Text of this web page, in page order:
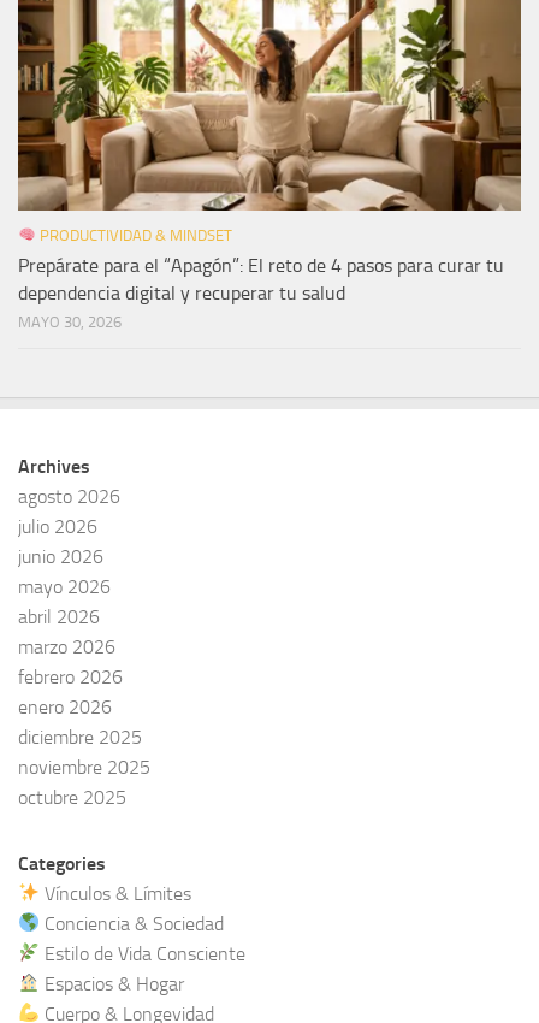
PRODUCTIVIDAD & MINDSET
Prepárate para el “Apagón”: El reto de 4 pasos para curar tu
dependencia digital y recuperar tu salud
MAYO 30, 2026
Archives
agosto 2026
julio 2026
junio 2026
mayo 2026
abril 2026
marzo 2026
febrero 2026
enero 2026
diciembre 2025
noviembre 2025
octubre 2025
Categories
Vínculos & Límites
Conciencia & Sociedad
Estilo de Vida Consciente
Espacios & Hogar
Cuerpo & Longevidad